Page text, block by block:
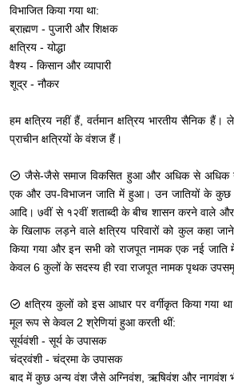
विभाजित किया गया था:
ब्राह्मण - पुजारी और शिक्षक
क्षत्रिय - योद्धा
वैश्य - किसान और व्यापारी
शूद्र - नौकर
हम क्षत्रिय नहीं हैं, वर्तमान क्षत्रिय भारतीय सैनिक
प्राचीन क्षत्रियों के वंशज हैं।
जैसे-जैसे समाज विकसित हुआ और अधिक से अधिक
एक और उप-विभाजन जाति में हुआ। उन जातियों के कुछ
आदि। ७वीं से १२वीं शताब्दी के बीच शासन करने वाले
के खिलाफ लड़ने वाले क्षत्रिय परिवारों को कुल कहा
किया गया और इन सभी को राजपूत नामक एक नई जाति
केवल 6 कुलों के सदस्य ही रवा राजपूत नामक पृथक
क्षत्रिय कुलों को इस आधार पर वर्गीकृत किया गया
मूल रूप से केवल 2 श्रेणियां हुआ करती थीं:
सूर्यवंशी - सूर्य के उपासक
चंद्रवंशी - चंद्रमा के उपासक
बाद में कुछ अन्य वंश जैसे अग्निवंश, ऋषिवंश और नागवंश